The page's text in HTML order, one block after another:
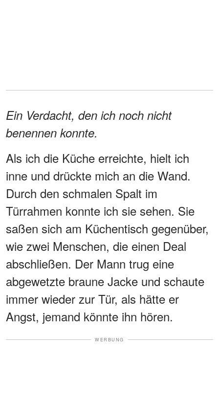
Ein Verdacht, den ich noch nicht
benennen konnte.
Als ich die Küche erreichte, hielt ich
inne und drückte mich an die Wand.
Durch den schmalen Spalt im
Türrahmen konnte ich sie sehen. Sie
saßen sich am Küchentisch gegenüber,
wie zwei Menschen, die einen Deal
abschließen. Der Mann trug eine
abgewetzte braune Jacke und schaute
immer wieder zur Tür, als hätte er
Angst, jemand könnte ihn hören.
WERBUNG